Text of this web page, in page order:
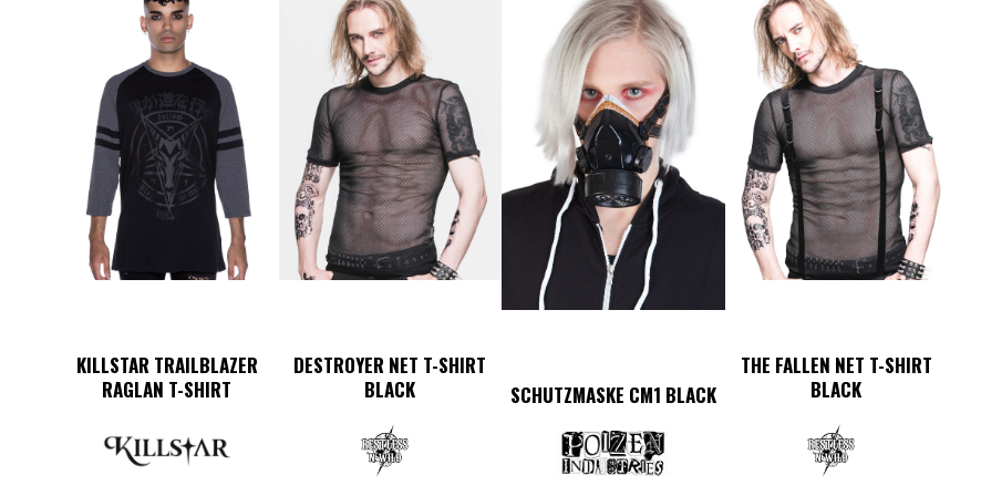
KILLSTAR TRAILBLAZER
RAGLAN T-SHIRT
DESTROYER NET T-SHIRT
BLACK
SCHUTZMASKE CM1 BLACK
THE FALLEN NET T-SHIRT
BLACK